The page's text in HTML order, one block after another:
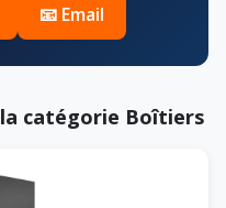
📧 Email
catégorie Boîtiers